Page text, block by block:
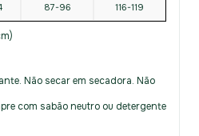
87-96 116-119
Não secar em secadora. Não
com sabão neutro ou detergente